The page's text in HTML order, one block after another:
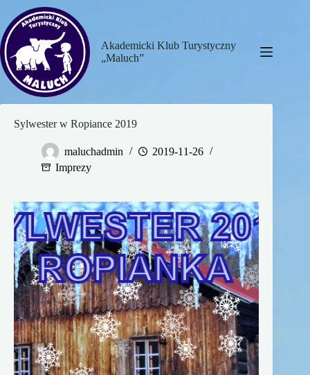
treści
Akademicki Klub Turystyczny
„Maluch”
Sylwester w Ropiance 2019
maluchadmin
2019-11-26
Imprezy